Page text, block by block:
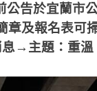
公告於宜蘭市
章及報名表可
→主題：重溫